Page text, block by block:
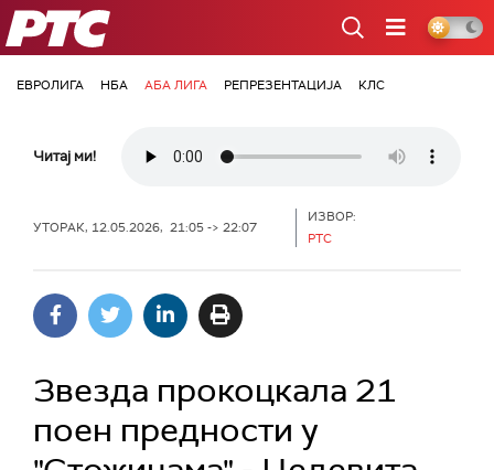
РТС
ЕВРОЛИГА НБА АБА ЛИГА РЕПРЕЗЕНТАЦИЈА КЛС
Читај ми!
УТОРАК, 12.05.2026, 21:05 -> 22:07
ИЗВОР:
РТС
Звезда прокоцкала 21
поен предности у